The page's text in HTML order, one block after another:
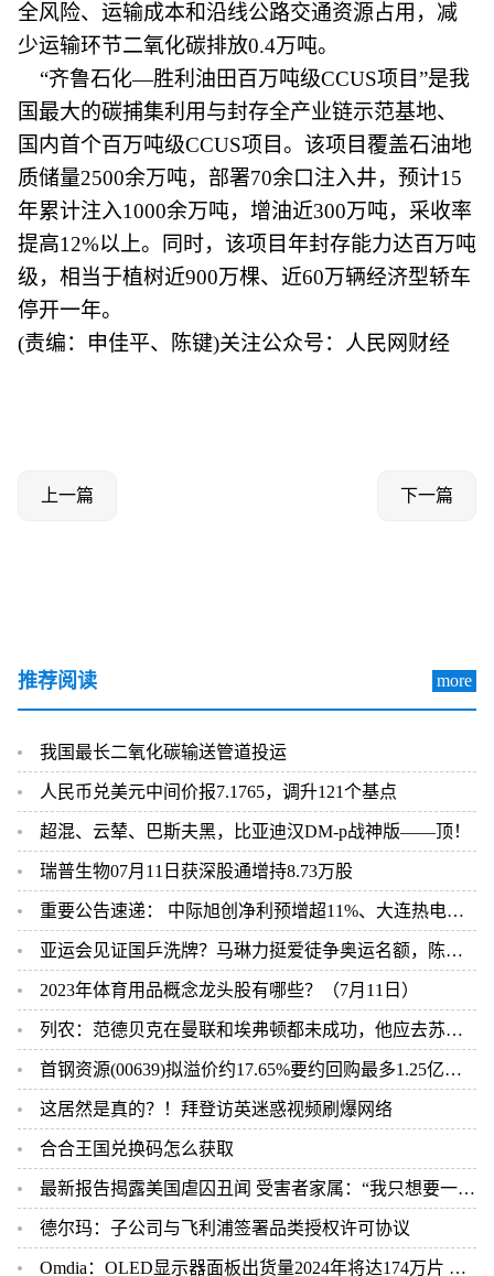
全风险、运输成本和沿线公路交通资源占用，减
少运输环节二氧化碳排放0.4万吨。
“齐鲁石化—胜利油田百万吨级CCUS项目”是我
国最大的碳捕集利用与封存全产业链示范基地、
国内首个百万吨级CCUS项目。该项目覆盖石油地
质储量2500余万吨，部署70余口注入井，预计15
年累计注入1000余万吨，增油近300万吨，采收率
提高12%以上。同时，该项目年封存能力达百万吨
级，相当于植树近900万棵、近60万辆经济型轿车
停开一年。
(责编：申佳平、陈键)关注公众号：人民网财经
上一篇 下一篇
推荐阅读 more
我国最长二氧化碳输送管道投运
人民币兑美元中间价报7.1765，调升121个基点
超混、云辇、巴斯夫黑，比亚迪汉DM-p战神版——顶！
瑞普生物07月11日获深股通增持8.73万股
重要公告速递： 中际旭创净利预增超11%、大连热电重组标的审计尚未完成、科大讯飞股东近期减持
亚运会见证国乒洗牌？马琳力挺爱徒争奥运名额，陈梦被放弃成定局
2023年体育用品概念龙头股有哪些？（7月11日）
列农：范德贝克在曼联和埃弗顿都未成功，他应去苏超重新开始
首钢资源(00639)拟溢价约17.65%要约回购最多1.25亿股股份 7月12日复牌
这居然是真的？！拜登访英迷惑视频刷爆网络
合合王国兑换码怎么获取
最新报告揭露美国虐囚丑闻 受害者家属：“我只想要一个答案”
德尔玛：子公司与飞利浦签署品类授权许可协议
Omdia：OLED显示器面板出货量2024年将达174万片 两年时间实现10倍以上激增